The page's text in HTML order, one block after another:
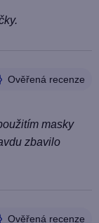
masky
zbavilo